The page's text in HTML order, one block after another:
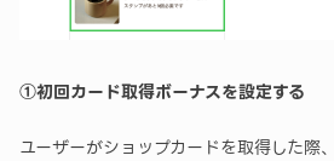
①初回カード取得ボーナスを設定する
ユーザーがショップカードを取得した際